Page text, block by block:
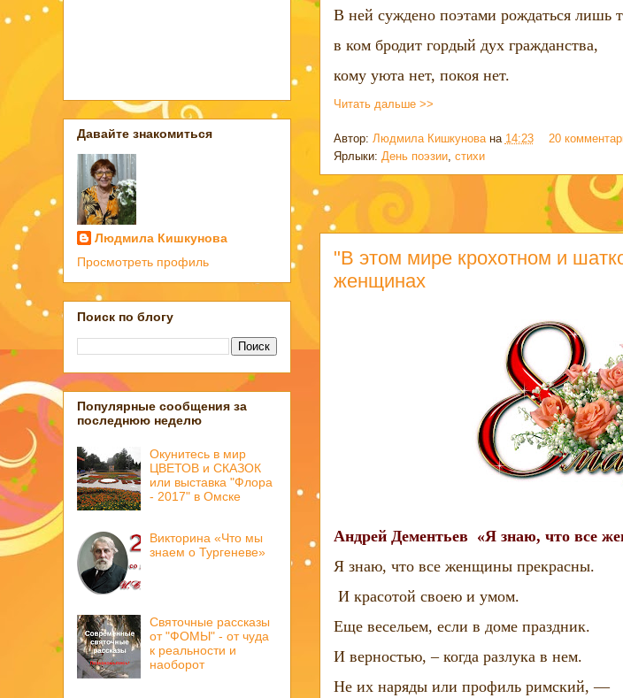
В ней суждено поэтами рождаться лишь
в ком бродит гордый дух гражданства,
кому уюта нет, покоя нет.
Читать дальше >>
Автор: Людмила Кишкунова на 14:23
20
Ярлыки: День поэзии, стихи
"В этом мире крохотном и
женщинах
Андрей Дементьев «Я знаю, что все
Я знаю, что все женщины прекрасны.
И красотой своею и умом.
Еще весельем, если в доме праздник.
И верностью, – когда разлука в нем.
Не их наряды или профиль римский, —
Давайте знакомиться
Людмила Кишкунова
Просмотреть профиль
Поиск по блогу
Популярные сообщения за
последнюю неделю
Окунитесь в мир
ЦВЕТОВ и СКАЗОК
или выставка "Флора
- 2017" в Омске
Викторина «Что мы
знаем о Тургеневе»
Святочные рассказы
от "ФОМЫ" - от чуда
к реальности и
наоборот